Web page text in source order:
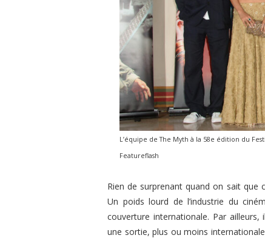
L’équipe de The Myth à la 58e édition du
Featureflash
Rien de surprenant quand on sait que
Un poids lourd de l’industrie du
couverture internationale. Par
une sortie, plus ou moins